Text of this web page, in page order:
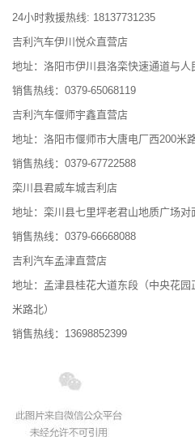
24小时救援热线: 18137731235
吉利汽车伊川悦众直营店
地址：洛阳市伊川县洛栾快速通道与
销售热线：0379-65068119
吉利汽车偃师宇鑫直营店
地址：洛阳市偃师市大唐电厂西200米
销售热线：0379-67722588
栾川县君威车城吉利店
地址：栾川县七里坪老君山地质广场对
销售热线：0379-66668088
吉利汽车孟津直营店
地址：孟津县桂花大道东段（中央花
米路北）
销售热线：13698852399